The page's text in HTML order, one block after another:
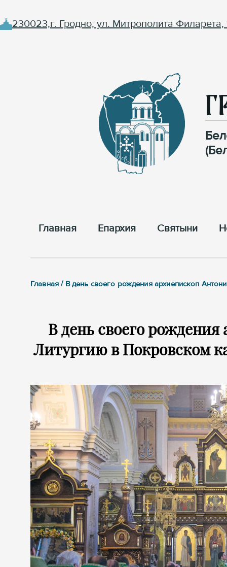
230023,г. Гродно, ул. Митрополита Филарета,
Главная Епархия Cвятыни
Главная / В день своего рождения архиепископ
В день своего
Литургию в Покровском